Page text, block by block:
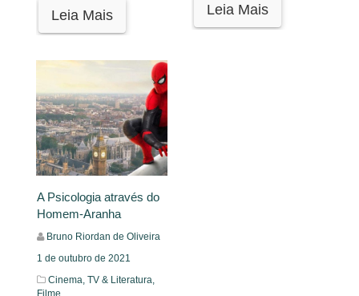
Leia Mais Leia Mais
A Psicologia através do
Homem-Aranha
Bruno Riordan de Oliveira
1 de outubro de 2021
Cinema, TV & Literatura,
Filme